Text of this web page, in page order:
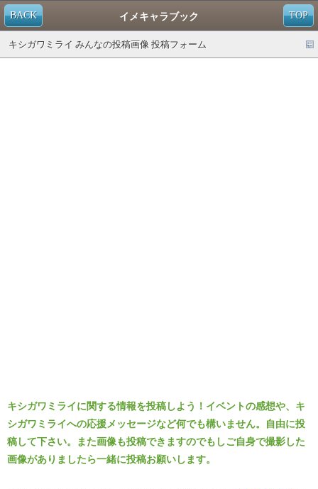
TOP
BACK イメキャラブック
キシガワミライ みんなの投稿画像 投稿フォーム
キシガワミライに関する情報を投稿しよう！イベントの感想や、キ
シガワミライへの応援メッセージなど何でも構いません。自由に投
稿して下さい。また画像も投稿できますのでもしご自身で撮影した
画像がありましたら一緒に投稿お願いします。